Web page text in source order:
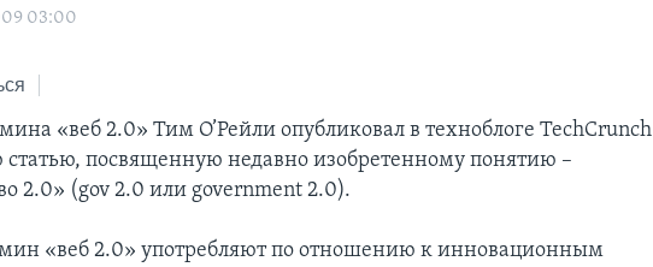
03:00
«веб 2.0» Тим О’Рейли опубликовал в техноблоге TechCrunch
посвященную недавно изобретенному понятию –
2.0» (gov 2.0 или government 2.0).
«веб 2.0» употребляют по отношению к инновационным